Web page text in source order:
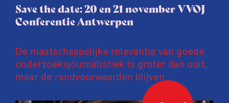
Save the date: 20 en 21 november VVOJ
Conferentie Antwerpen
De maatschappelijke relevantie van goede
onderzoeksjournalistiek is groter dan ooit,
maar de randvoorwaarden blijven
kwetsbaar. Tijdens de komende VVOJ